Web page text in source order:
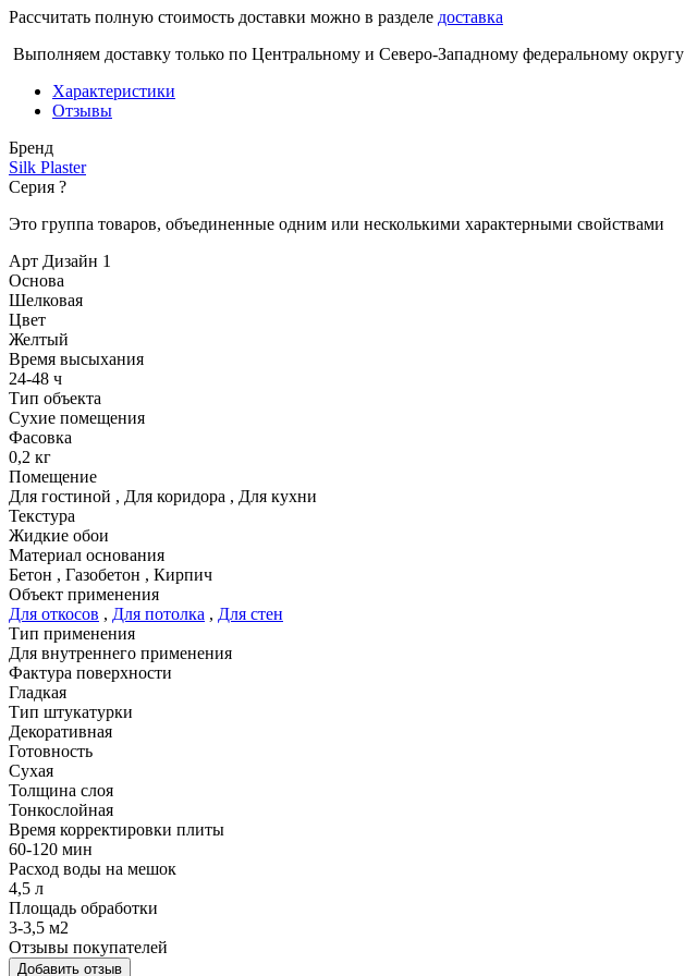
Рассчитать полную стоимость доставки можно в разделе доставка
Выполняем доставку только по Центральному и Северо-Западному федеральному округу
Характеристики
Отзывы
Бренд
Silk Plaster
Серия ?
Это группа товаров, объединенные одним или несколькими характерными свойствами
Арт Дизайн 1
Основа
Шелковая
Цвет
Желтый
Время высыхания
24-48 ч
Тип объекта
Сухие помещения
Фасовка
0,2 кг
Помещение
Для гостиной , Для коридора , Для кухни
Текстура
Жидкие обои
Материал основания
Бетон , Газобетон , Кирпич
Объект применения
Для откосов , Для потолка , Для стен
Тип применения
Для внутреннего применения
Фактура поверхности
Гладкая
Тип штукатурки
Декоративная
Готовность
Сухая
Толщина слоя
Тонкослойная
Время корректировки плиты
60-120 мин
Расход воды на мешок
4,5 л
Площадь обработки
3-3,5 м2
Отзывы покупателей
Добавить отзыв